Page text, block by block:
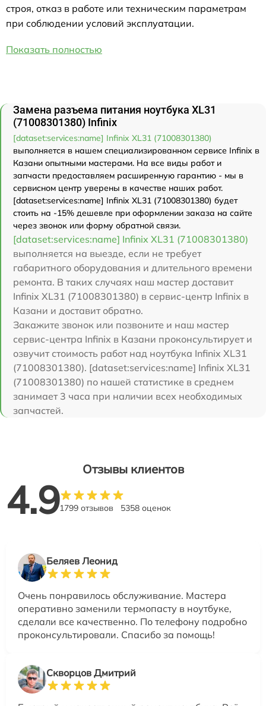
строя, отказ в работе или техническим параметрам
при соблюдении условий эксплуатации.
Показать полностью
Замена разъема питания ноутбука XL31
(71008301380) Infinix
[dataset:services:name] Infinix XL31 (71008301380)
выполняется в нашем специализированном сервисе Infinix в
Казани опытными мастерами. На все виды работ и
запчасти предоставляем расширенную гарантию - мы в
сервисном центр уверены в качестве наших работ.
[dataset:services:name] Infinix XL31 (71008301380) будет
стоить на -15% дешевле при оформлении заказа на сайте
через звонок или форму обратной связи.
[dataset:services:name] Infinix XL31 (71008301380)
выполняется на выезде, если не требует
габаритного оборудования и длительного времени
ремонта. В таких случаях наш мастер доставит
Infinix XL31 (71008301380) в сервис-центр Infinix в
Казани и доставит обратно.
Закажите звонок или позвоните и наш мастер
сервис-центра Infinix в Казани проконсультирует и
озвучит стоимость работ над ноутбука Infinix XL31
(71008301380). [dataset:services:name] Infinix XL31
(71008301380) по нашей статистике в среднем
занимает 3 часа при наличии всех необходимых
запчастей.
Отзывы клиентов
4.91799 отзывов 5358 оценок
Беляев Леонид
Очень понравилось обслуживание. Мастера
оперативно заменили термопасту в ноутбуке,
сделали все качественно. По телефону подробно
проконсультировали. Спасибо за помощь!
Скворцов Дмитрий